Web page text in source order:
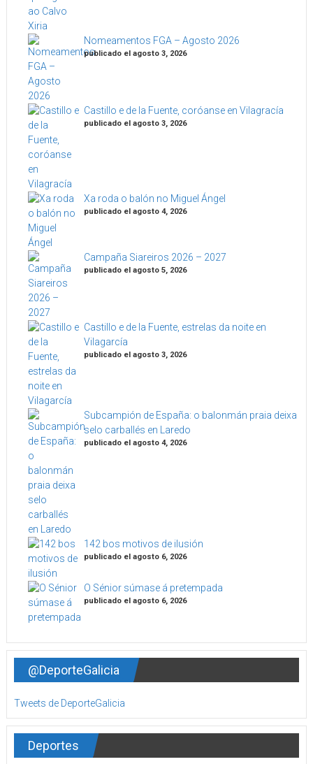
Nomeamentos FGA – Agosto 2026
publicado el agosto 3, 2026
Castillo e de la Fuente, coróanse en Vilagracía
publicado el agosto 3, 2026
Xa roda o balón no Miguel Ángel
publicado el agosto 4, 2026
Campaña Siareiros 2026 – 2027
publicado el agosto 5, 2026
Castillo e de la Fuente, estrelas da noite en
Vilagarcía
publicado el agosto 3, 2026
Subcampión de España: o balonmán praia deixa
selo carballés en Laredo
publicado el agosto 4, 2026
142 bos motivos de ilusión
publicado el agosto 6, 2026
O Sénior súmase á pretempada
publicado el agosto 6, 2026
@DeporteGalicia
Tweets de DeporteGalicia
Deportes